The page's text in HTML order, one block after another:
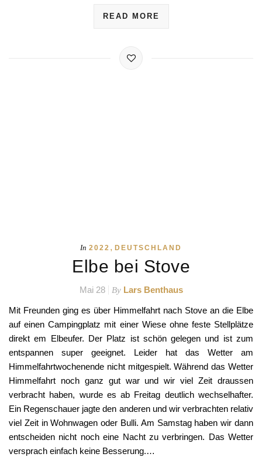
Himmelfahrt noch ganz gut war und wir viel Zeit draussen
Ein Regenschauer jagte den anderen und wir verbrachten relativ
viel Zeit in Wohnwagen oder Bulli. Am Samstag haben wir dann
versprach einfach keine Besserung.…